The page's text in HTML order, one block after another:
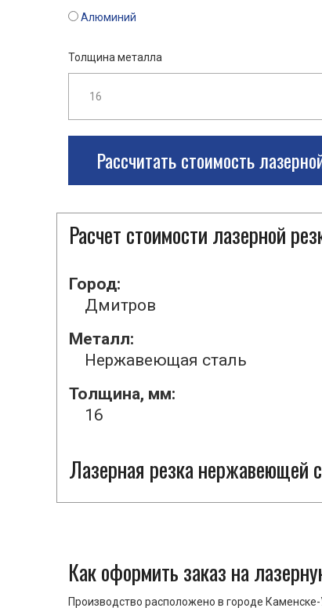
Алюминий
Толщина металла
Рассчитать стоимость
Расчет стоимости лазерной
Город:
Дмитров
Металл:
Нержавеющая сталь
Толщина, мм:
16
Лазерная резка нержавеющей
Как оформить заказ на
Производство расположено в городе